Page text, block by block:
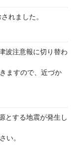
れました。
波注意報に切り替わ
ますので、近づか
とする地震が発生し
い。